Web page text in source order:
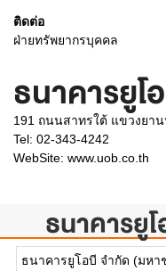
ติดต่อ
ฝ่ายทรัพยากรบุคคล
ธนาคารยูโ
191 ถนนสาทรใต้ แขวงยา
Tel: 02-343-4242
WebSite: www.uob.co.th
ธนาคารยู
ธนาคารยูโอบี จำกัด (มหา